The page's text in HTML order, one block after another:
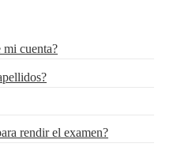
mi cuenta?
rendir el examen?